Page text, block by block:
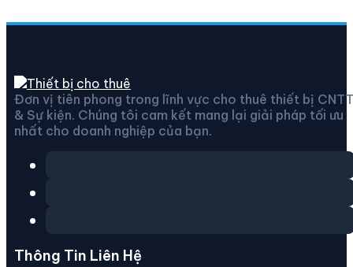
Địa chỉ: 232 Chu Văn An, Phường 26, Bình Thạnh,
TP.HCM
Hotline:083.231.8585
Đơn vị tiên phong trong lĩnh vực cho thuê thiết bị CNTT
& Sự kiện. Chúng tôi cam kết mang lại giải pháp tối ưu
nhất cho doanh nghiệp của bạn.
Thông Tin Liên Hệ